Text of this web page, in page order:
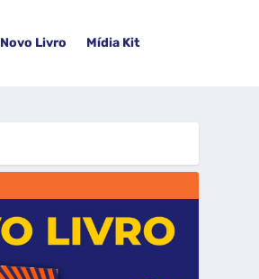
Novo Livro Mídia Kit